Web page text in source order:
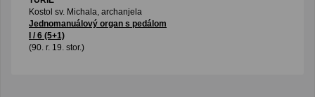
Kostol sv. Michala, archanjela
Jednomanuálový organ s pedálom
I / 6 (5+1)
(90. r. 19. stor.)